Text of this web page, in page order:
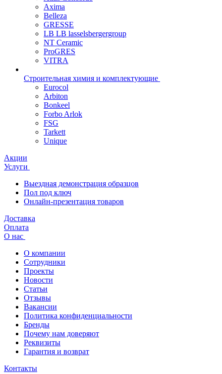
Axima
Belleza
GRESSE
LB LB lasselsbergergroup
NT Ceramic
ProGRES
VITRA
Строительная химия и комплектующие
Eurocol
Arbiton
Bonkeel
Forbo Arlok
FSG
Tarkett
Unique
Акции
Услуги
Выездная демонстрация образцов
Пол под ключ
Онлайн-презентация товаров
Доставка
Оплата
О нас
О компании
Сотрудники
Проекты
Новости
Статьи
Отзывы
Вакансии
Политика конфиденциальности
Бренды
Почему нам доверяют
Реквизиты
Гарантия и возврат
Контакты